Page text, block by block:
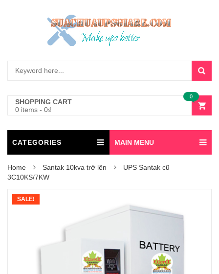
SHOPPING CART
0 items - 0₫
0
CATEGORIES MAIN MENU
Home Santak 10kva trở lên
UPS Santak cũ
3C10KS/7KW
SALE!